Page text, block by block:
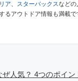
ア、 スターバックスなどの
るアウトドア情報も満載
人気？ 4つのポイン